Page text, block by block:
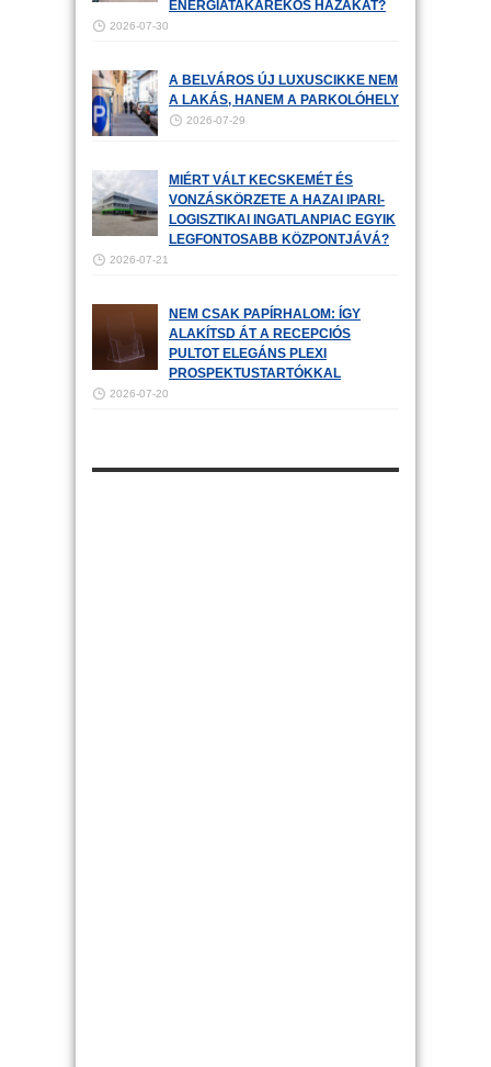
ENERGIATAKARÉKOS HÁZAKAT?
2026-07-30
A BELVÁROS ÚJ LUXUSCIKKE NEM
A LAKÁS, HANEM A PARKOLÓHELY
2026-07-29
MIÉRT VÁLT KECSKEMÉT ÉS
VONZÁSKÖRZETE A HAZAI IPARI-
LOGISZTIKAI INGATLANPIAC EGYIK
LEGFONTOSABB KÖZPONTJÁVÁ?
2026-07-21
NEM CSAK PAPÍRHALOM: ÍGY
ALAKÍTSD ÁT A RECEPCIÓS
PULTOT ELEGÁNS PLEXI
PROSPEKTUSTARTÓKKAL
2026-07-20